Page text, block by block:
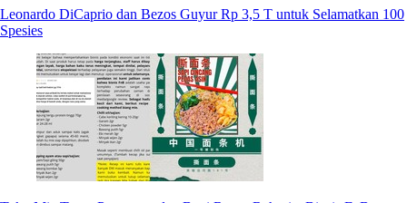
Leonardo DiCaprio dan Bezos Guyur Rp 3,5 T untuk Selamatkan 100
Spesies